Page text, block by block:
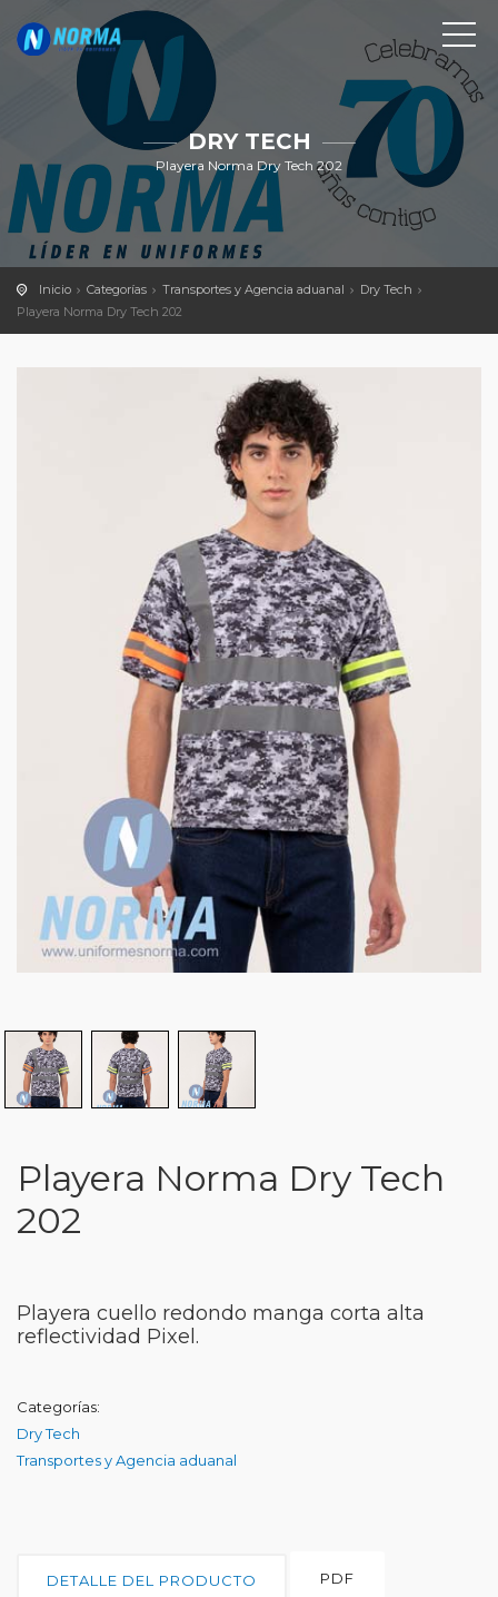
DRY TECH
Playera Norma Dry Tech 202
Inicio Categorías Transportes y Agencia aduanal
Dry Tech
Playera Norma Dry Tech 202
Playera Norma Dry Tech
202
Playera cuello redondo manga corta alta
reflectividad Pixel.
Categorías:
Dry Tech
Transportes y Agencia aduanal
DETALLE DEL PRODUCTO PDF